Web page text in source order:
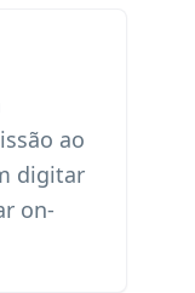
ao
digitar
on-